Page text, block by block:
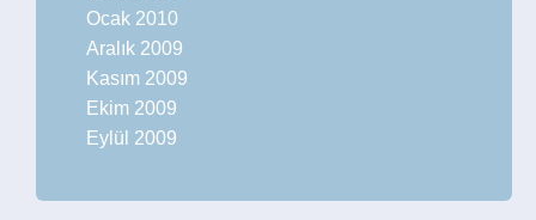
Ocak 2010
Aralık 2009
Kasım 2009
Ekim 2009
Eylül 2009